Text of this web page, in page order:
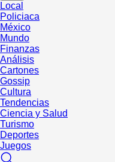
Local
Policiaca
México
Mundo
Finanzas
Análisis
Cartones
Gossip
Cultura
Tendencias
Ciencia y Salud
Turismo
Deportes
Juegos